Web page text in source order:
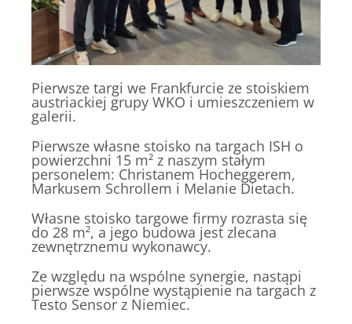
Pierwsze targi we Frankfurcie ze stoiskiem
austriackiej grupy WKO i umieszczeniem w
galerii.
Pierwsze własne stoisko na targach ISH o
powierzchni 15 m² z naszym stałym
personelem: Christanem Hocheggerem,
Markusem Schrollem i Melanie Dietach.
Własne stoisko targowe firmy rozrasta się
do 28 m², a jego budowa jest zlecana
zewnętrznemu wykonawcy.
Ze względu na wspólne synergie, nastąpi
pierwsze wspólne wystąpienie na targach z
Testo Sensor z Niemiec.